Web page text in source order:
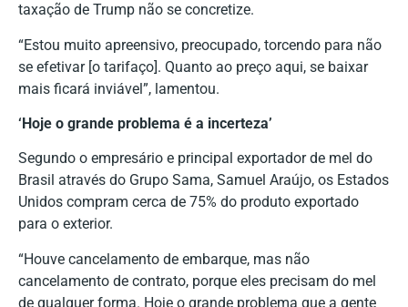
taxação de Trump não se concretize.
“Estou muito apreensivo, preocupado, torcendo para não
se efetivar [o tarifaço]. Quanto ao preço aqui, se baixar
mais ficará inviável”, lamentou.
‘Hoje o grande problema é a incerteza’
Segundo o empresário e principal exportador de mel do
Brasil através do Grupo Sama, Samuel Araújo, os Estados
Unidos compram cerca de 75% do produto exportado
para o exterior.
“Houve cancelamento de embarque, mas não
cancelamento de contrato, porque eles precisam do mel
de qualquer forma. Hoje o grande problema que a gente